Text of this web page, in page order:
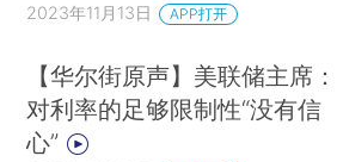
2023年11月13日 APP打开
【华尔街原声】美联储主席：
对利率的足够限制性“没有信
心”